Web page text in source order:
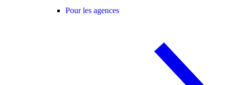
Pour les agences